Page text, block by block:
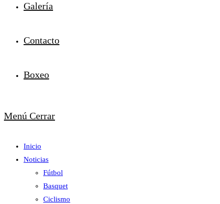
Galería
Contacto
Boxeo
Menú Cerrar
Inicio
Noticias
Fútbol
Basquet
Ciclismo